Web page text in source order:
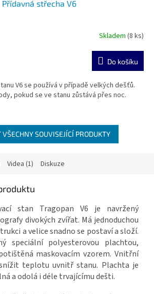
Přídavná střecha V6
Skladem (8 ks)
Do košíku
V6 se používá v případě velkých dešťů.
pokud se ve stanu zůstává přes noc.
SOUVISEJÍCÍ PRODUKTY
Videa (1) Diskuze
stan Tragopan V6 je navržený
divokých zvířat. Má jednoduchou
a velice snadno se postaví a složí.
speciální polyesterovou plachtou,
maskovacím vzorem. Vnitřní
teplotu uvnitř stanu. Plachta je
a odolá i déle trvajícímu dešti.